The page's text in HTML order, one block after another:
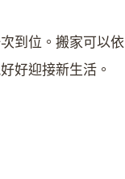
到位。搬家可以依
好迎接新生活。